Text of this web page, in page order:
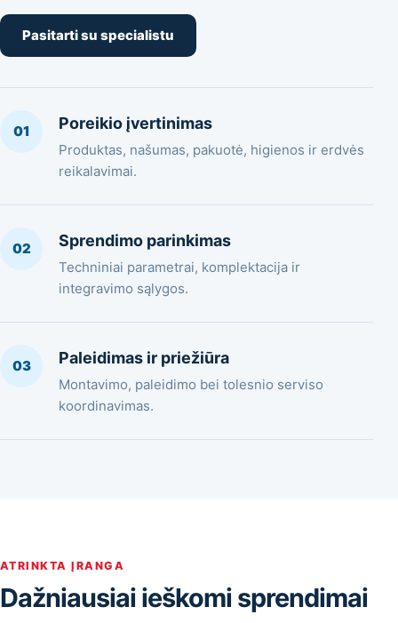
Pasitarti su specialistu
01 Poreikio įvertinimas
Produktas, našumas, pakuotė, higienos ir erdvės
reikalavimai.
02 Sprendimo parinkimas
Techniniai parametrai, komplektacija ir
integravimo sąlygos.
03 Paleidimas ir priežiūra
Montavimo, paleidimo bei tolesnio serviso
koordinavimas.
ATRINKTA ĮRANGA
Dažniausiai ieškomi sprendimai